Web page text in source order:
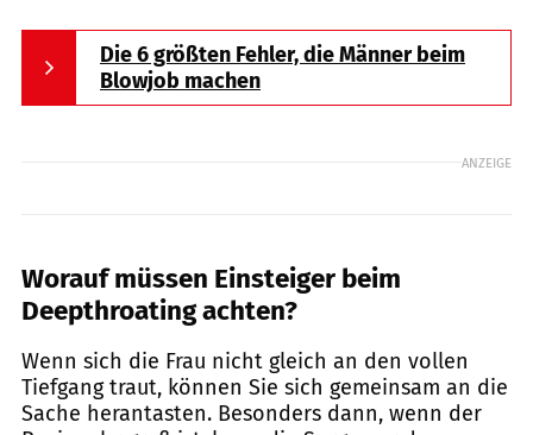
Die 6 größten Fehler, die Männer beim
Blowjob machen
ANZEIGE
Worauf müssen Einsteiger beim
Deepthroating achten?
Wenn sich die Frau nicht gleich an den vollen
Tiefgang traut, können Sie sich gemeinsam an die
Sache herantasten. Besonders dann, wenn der